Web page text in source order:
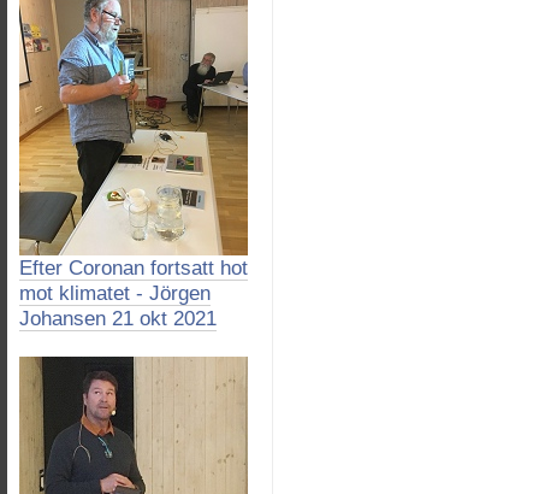
Efter Coronan fortsatt hot
mot klimatet - Jörgen
Johansen 21 okt 2021